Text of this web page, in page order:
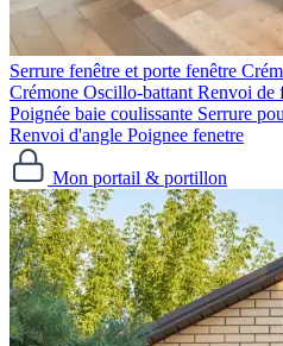
Serrure fenêtre et porte fenêtre
Crémone Oscillo-battant Renvoi de
Poignée baie coulissante Serrure
Renvoi d'angle Poignee fenetre
Mon portail & portillon